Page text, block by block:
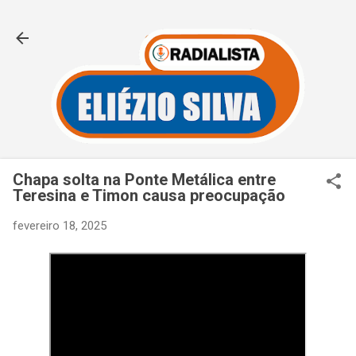
Chapa solta na Ponte Metálica entre
Teresina e Timon causa preocupação
fevereiro 18, 2025